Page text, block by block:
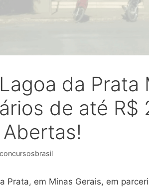
da Prata
de até R$
concursosbrasil
Prata, em Minas Gerais, em